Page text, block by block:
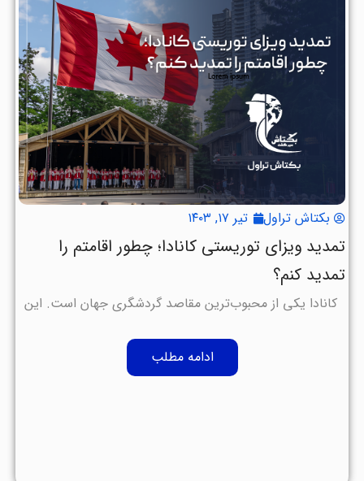
بکتاش تراول تیر ۱۷, ۱۴۰۳
تمدید ویزای توریستی کانادا؛ چطور اقامتم را
تمدید کنم؟
کانادا یکی از محبوب‌ترین مقاصد گردشگری جهان است. این
ادامه مطلب